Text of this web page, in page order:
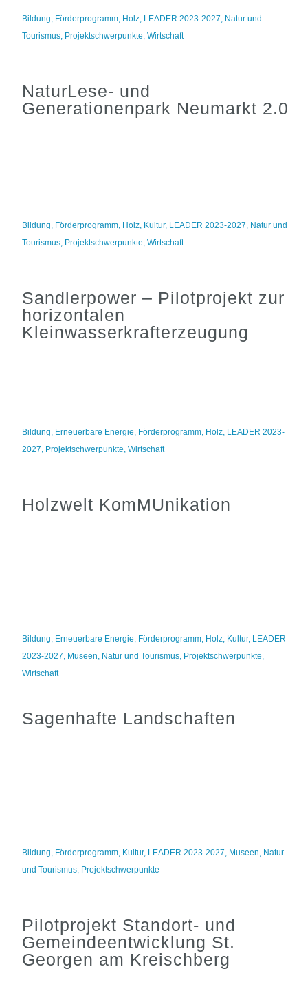
Bildung, Förderprogramm, Holz, LEADER 2023-2027, Natur und
Tourismus, Projektschwerpunkte,Wirtschaft
NaturLese- und
Generationenpark Neumarkt 2.0
Bildung, Förderprogramm, Holz, Kultur, LEADER 2023-2027, Natur und
Tourismus, Projektschwerpunkte,Wirtschaft
Sandlerpower – Pilotprojekt zur
horizontalen
Kleinwasserkrafterzeugung
Bildung, Erneuerbare Energie, Förderprogramm, Holz, LEADER 2023-
2027, Projektschwerpunkte,Wirtschaft
Holzwelt KomMUnikation
Bildung, Erneuerbare Energie, Förderprogramm, Holz, Kultur, LEADER
2023-2027, Museen, Natur und Tourismus, Projektschwerpunkte,
Wirtschaft
Sagenhafte Landschaften
Bildung, Förderprogramm, Kultur, LEADER 2023-2027, Museen, Natur
und Tourismus, Projektschwerpunkte
Pilotprojekt Standort- und
Gemeindeentwicklung St.
Georgen am Kreischberg